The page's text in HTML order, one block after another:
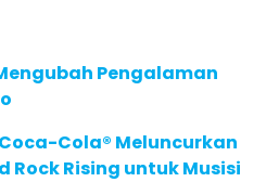
Pengalaman
Cola® Meluncurkan
Rock Rising untuk Musisi